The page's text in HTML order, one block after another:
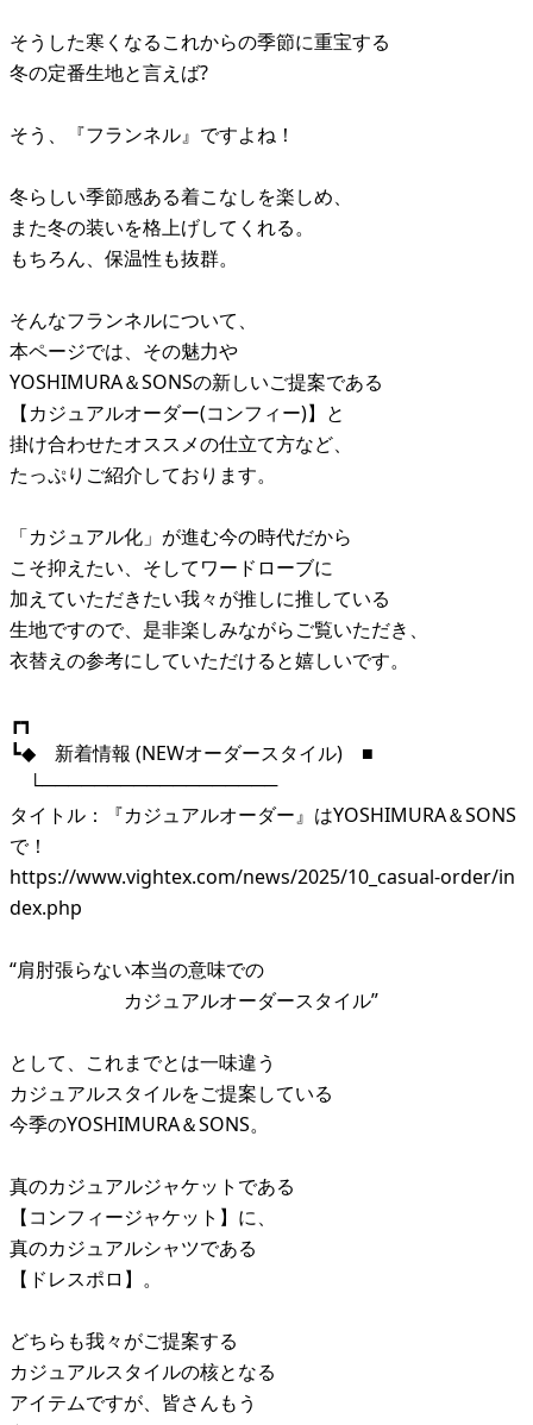
そうした寒くなるこれからの季節に重宝する
冬の定番生地と言えば?
そう、『フランネル』ですよね！
冬らしい季節感ある着こなしを楽しめ、
また冬の装いを格上げしてくれる。
もちろん、保温性も抜群。
そんなフランネルについて、
本ページでは、その魅力や
YOSHIMURA＆SONSの新しいご提案である
【カジュアルオーダー(コンフィー)】と
掛け合わせたオススメの仕立て方など、
たっぷりご紹介しております。
「カジュアル化」が進む今の時代だから
こそ抑えたい、そしてワードローブに
加えていただきたい我々が推しに推している
生地ですので、是非楽しみながらご覧いただき、
衣替えの参考にしていただけると嬉しいです。
┏┓
┗◆ 新着情報 (NEWオーダースタイル) ■
└──────────────────
タイトル：『カジュアルオーダー』はYOSHIMURA＆SONS
で！
https://www.vightex.com/news/2025/10_casual-order/in
dex.php
“肩肘張らない本当の意味での
カジュアルオーダースタイル”
として、これまでとは一味違う
カジュアルスタイルをご提案している
今季のYOSHIMURA＆SONS。
真のカジュアルジャケットである
【コンフィージャケット】に、
真のカジュアルシャツである
【ドレスポロ】。
どちらも我々がご提案する
カジュアルスタイルの核となる
アイテムですが、皆さんもう